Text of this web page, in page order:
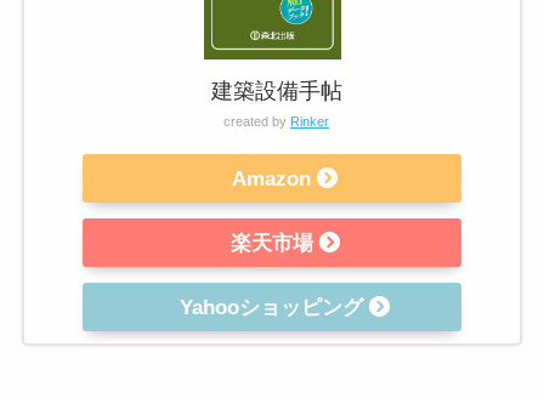
建築設備手帖
created by Rinker
Amazon
楽天市場
Yahooショッピング